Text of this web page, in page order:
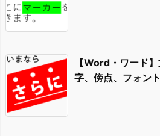
【Word・ワード
字、傍点、フォン